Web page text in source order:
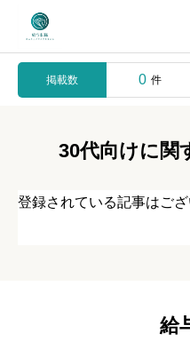
掲載数 0 件
30代向けに関
登録されている記事はござ
給